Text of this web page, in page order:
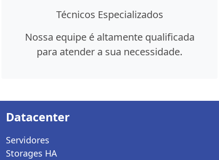
Técnicos Especializados
Nossa equipe é altamente qualificada
para atender a sua necessidade.
Datacenter
Servidores
Storages HA